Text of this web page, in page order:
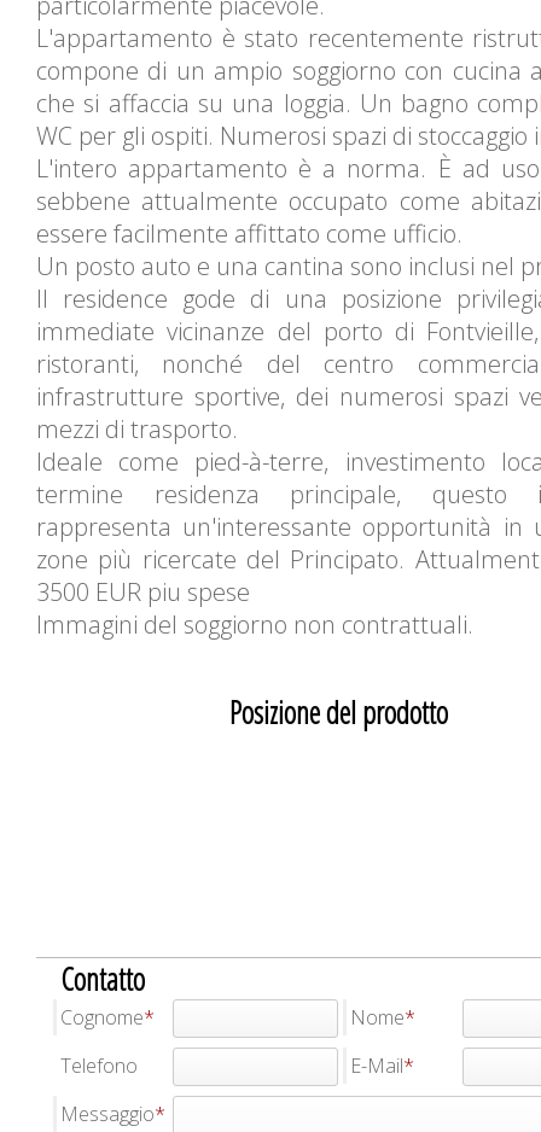
L'appartamento è stato recentemente
compone di un ampio soggiorno con cucina
che si affaccia su una loggia. Un bagno
WC per gli ospiti. Numerosi spazi di stoccaggio
L'intero appartamento è a norma. È ad
sebbene attualmente occupato come
essere facilmente affittato come ufficio.
Un posto auto e una cantina sono inclusi nel
Il residence gode di una posizione
immediate vicinanze del porto di
ristoranti, nonché del centro
infrastrutture sportive, dei numerosi spazi
mezzi di trasporto.
Ideale come pied-à-terre, investimento
termine residenza principale, questo
rappresenta un'interessante opportunità in
zone più ricercate del Principato.
3500 EUR piu spese
Immagini del soggiorno non contrattuali.
Posizione del prodotto
Contatto
Cognome
Nome
Telefono
E-Mail
Messaggio